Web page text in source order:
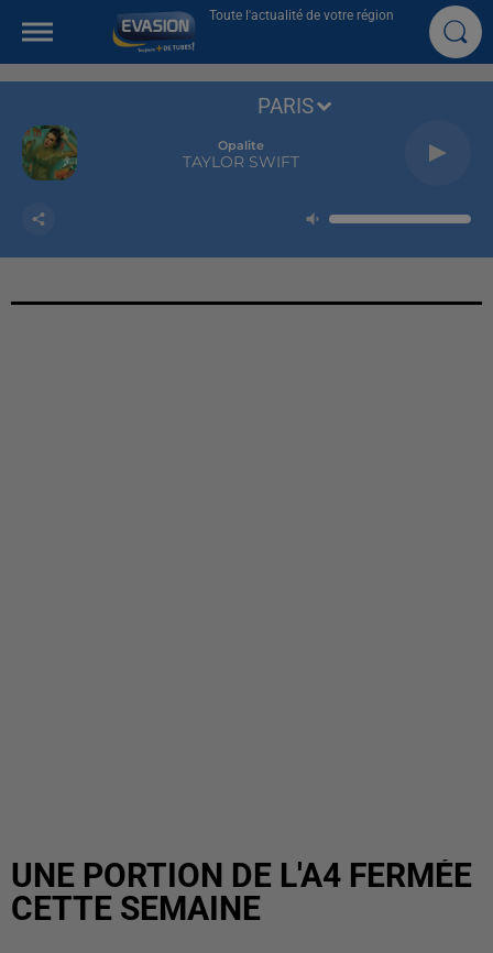
Toute l'actualité de votre région
Opalite
TAYLOR SWIFT
PARIS
UNE PORTION DE L'A4 FERMÉE
CETTE SEMAINE